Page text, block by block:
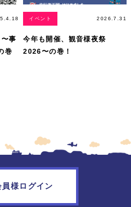
事
巻
イベント 2026.7.31
今年も開催、観音様夜祭
2026〜の巻！
員様ログイン